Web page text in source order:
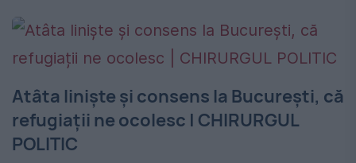
Atâta liniște și consens la București, că
refugiații ne ocolesc | CHIRURGUL
POLITIC